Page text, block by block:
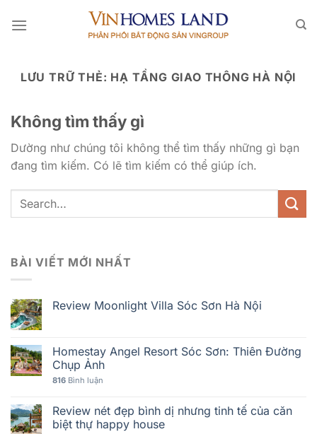
qua
LƯU TRỮ THẺ: HẠ TẦNG GIAO THÔNG HÀ NỘI
Không tìm thấy gì
Dường như chúng tôi không thể tìm thấy những gì bạn
đang tìm kiếm. Có lẽ tìm kiếm có thể giúp ích.
BÀI VIẾT MỚI NHẤT
Review Moonlight Villa Sóc Sơn Hà Nội
Homestay Angel Resort Sóc Sơn: Thiên Đường
Chụp Ảnh
816 Bình luận
Review nét đẹp bình dị nhưng tinh tế của căn
biệt thự happy house